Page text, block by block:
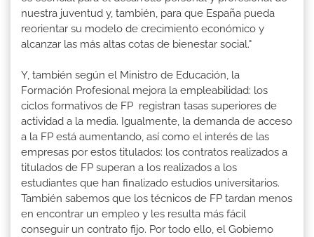
nuestra juventud y, también, para que España pueda
reorientar su modelo de crecimiento económico y
alcanzar las más altas cotas de bienestar social."
Y, también según el Ministro de Educación, la
Formación Profesional mejora la empleabilidad: los
ciclos formativos de FP registran tasas superiores de
actividad a la media. Igualmente, la demanda de acceso
a la FP está aumentando, así como el interés de las
empresas por estos titulados: los contratos realizados a
titulados de FP superan a los realizados a los
estudiantes que han finalizado estudios universitarios.
También sabemos que los técnicos de FP tardan menos
en encontrar un empleo y les resulta más fácil
conseguir un contrato fijo. Por todo ello, el Gobierno